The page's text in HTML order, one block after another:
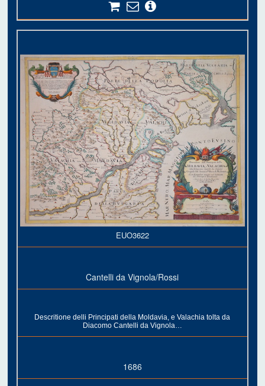
EUO3622
Cantelli da Vignola/Rossi
Descritione delli Principati della Moldavia, e Valachia tolta da
Diacomo Cantelli da Vignola…
1686